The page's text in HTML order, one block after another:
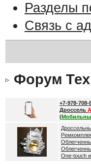
Разделы
Связь с
Форум
+7-978-708-
Дроссель
(
One-touch